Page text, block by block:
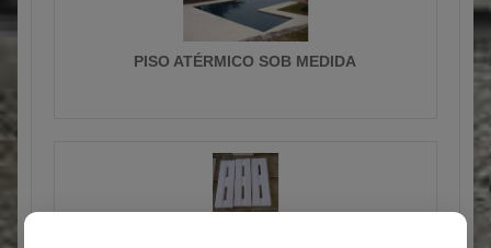
PISO ATÉRMICO SOB MEDIDA